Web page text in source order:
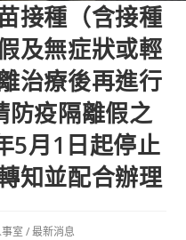
接種（含接種
及無症狀或輕
治療後再進行
防疫隔離假之
5月1日起停止
知並配合辦理
室 / 最新消息